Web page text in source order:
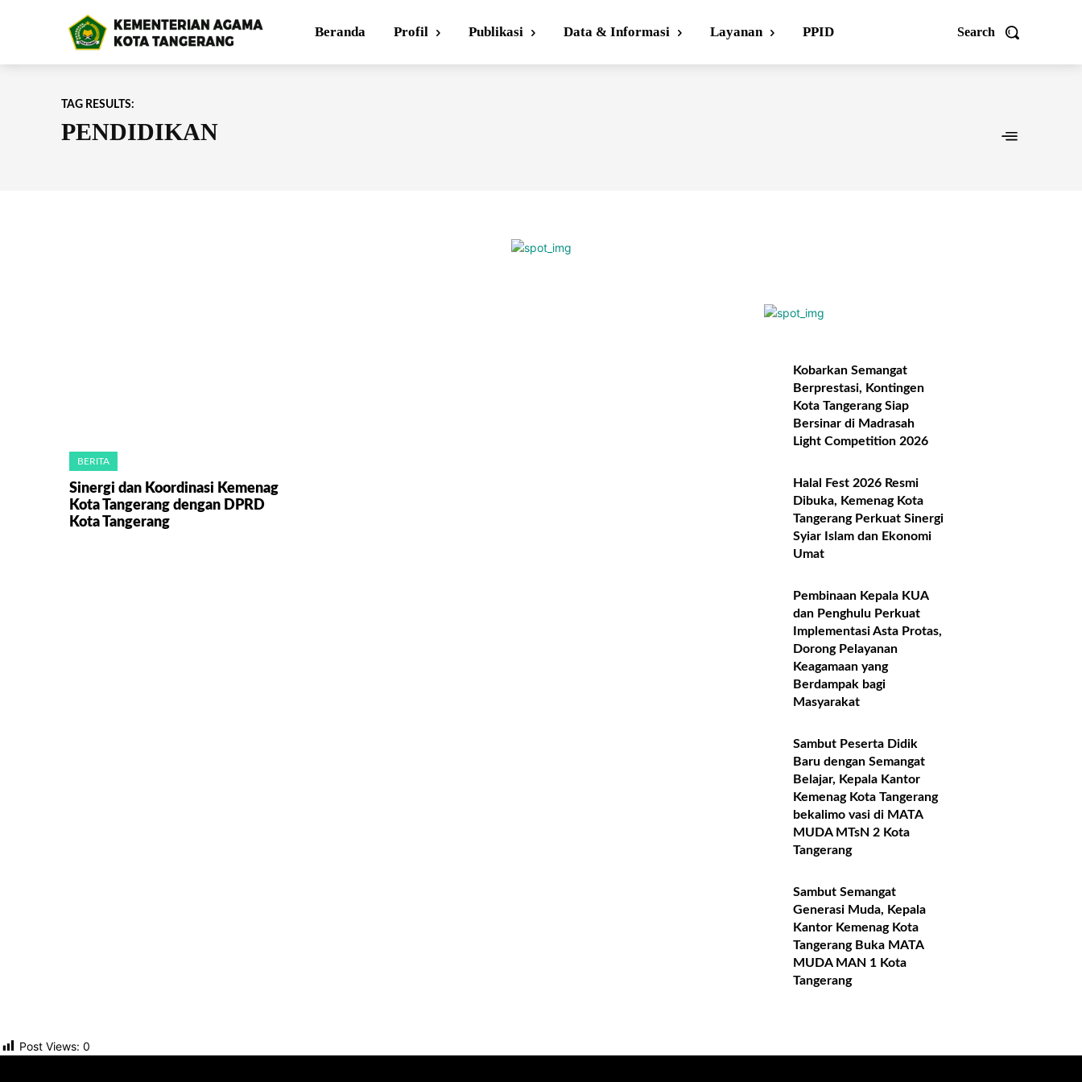
Search
Beranda Profil Publikasi Data & Informasi Layanan PPID
TAG RESULTS:
PENDIDIKAN
BERITA
Sinergi dan Koordinasi Kemenag
Kota Tangerang dengan DPRD
Kota Tangerang
Kobarkan Semangat
Berprestasi, Kontingen
Kota Tangerang Siap
Bersinar di Madrasah
Light Competition 2026
Halal Fest 2026 Resmi
Dibuka, Kemenag Kota
Tangerang Perkuat Sinergi
Syiar Islam dan Ekonomi
Umat
Pembinaan Kepala KUA
dan Penghulu Perkuat
Implementasi Asta Protas,
Dorong Pelayanan
Keagamaan yang
Berdampak bagi
Masyarakat
Sambut Peserta Didik
Baru dengan Semangat
Belajar, Kepala Kantor
Kemenag Kota Tangerang
bekalimo vasi di MATA
MUDA MTsN 2 Kota
Tangerang
Sambut Semangat
Generasi Muda, Kepala
Kantor Kemenag Kota
Tangerang Buka MATA
MUDA MAN 1 Kota
Tangerang
Post Views: 0